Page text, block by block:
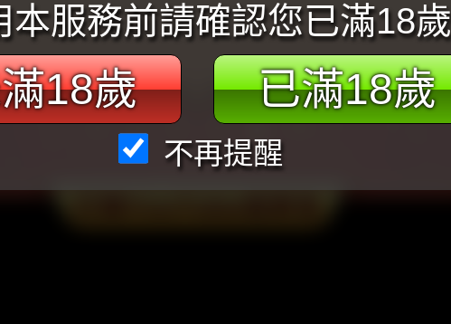
本服務前請確認您已滿18歲
18歲 已滿18歲
不再提醒